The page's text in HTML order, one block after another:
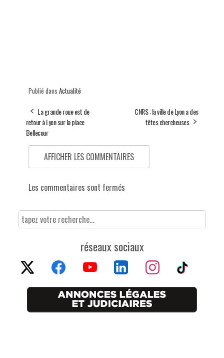
Publié dans Actualité
La grande roue est de
retour à Lyon sur la place
Bellecour
CNRS : la ville de Lyon a des
têtes chercheuses
AFFICHER LES COMMENTAIRES
Les commentaires sont fermés
réseaux sociaux